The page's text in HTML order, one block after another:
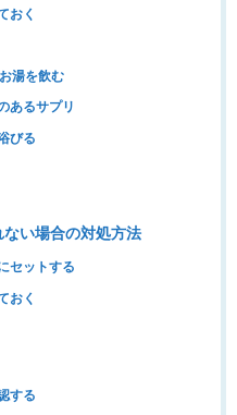
おく
湯を飲む
あるサプリ
びる
い場合の対処方法
セットする
おく
する